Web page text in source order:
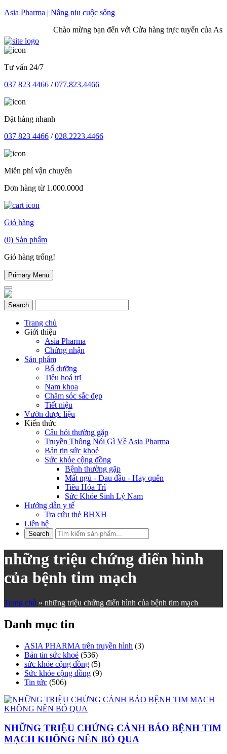
Skip
Asia Pharma | Nâng niu cuộc sống
Chào mừng bạn đến với Cửa hàng trực tuyến của Asia
Tư vấn 24/7
037 823 4466 /077.823.4466
Đặt hàng nhanh
037 823 4466 /028.2223.4466
Miễn phí vận chuyển
Đơn hàng từ 1.000.000đ
Giỏ hàng
(0) Sản phẩm
Giỏ hàng trống!
Primary Menu
Trang chủ
Giới thiệu
Asia Pharma
Chứng nhận
Sản phẩm
Bổ dưỡng
Tiêu hoá trĩ
Nam khoa
Chăm sóc sắc đẹp
Tiết niệu
Vườn dược liệu
Kiến thức
Câu hỏi thường gặp
Truyền Thông Nói Gì Về Asia Pharma
Bản tin sức khoẻ
Sức khỏe cộng đồng
Bệnh thường gặp
Mất ngủ - Đau đầu - Hay quên
Tiêu Hóa Trĩ
Sức Khỏe Sinh Lý Nam
Hướng dẫn y tế
Tra cứu thẻ BHXH
Liên hệ
những triệu chứng điển hình
của bệnh tim mạch
Trang chủ » những triệu chứng điển hình của bệnh tim mạch
Danh mục tin
ASIA PHARMA trên truyền hình (3)
Bản tin sức khoẻ (536)
sức khỏe cộng đồng (5)
Sức khỏe cộng đồng (9)
Tin tức (506)
NHỮNG TRIỆU CHỨNG CẢNH BÁO BỆNH TIM
MẠCH KHÔNG NÊN BỎ QUA